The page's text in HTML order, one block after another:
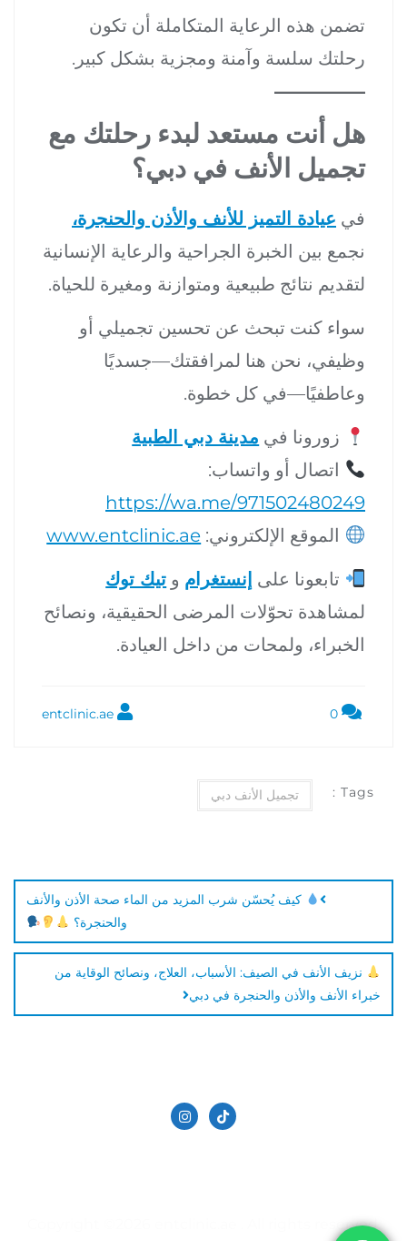
تضمن هذه الرعاية المتكاملة أن تكون
رحلتك سلسة وآمنة ومجزية بشكل كبير.
هل أنت مستعد لبدء رحلتك مع
تجميل الأنف في دبي؟
في عيادة التميز للأنف والأذن والحنجرة،
نجمع بين الخبرة الجراحية والرعاية الإنسانية
لتقديم نتائج طبيعية ومتوازنة ومغيرة للحياة.
سواء كنت تبحث عن تحسين تجميلي أو
وظيفي، نحن هنا لمرافقتك—جسديًا
وعاطفيًا—في كل خطوة.
زورونا في مدينة دبي الطبية
اتصال أو واتساب:
https://wa.me/971502480249
الموقع الإلكتروني: www.entclinic.ae
تابعونا على إنستغرام و تيك توك
لمشاهدة تحوّلات المرضى الحقيقية، ونصائح
الخبراء، ولمحات من داخل العيادة.
Tags : تجميل الأنف دبي
كيف يُحسّن شرب المزيد من الماء صحة الأذن والأنف
والحنجرة؟
نزيف الأنف في الصيف: الأسباب، العلاج، ونصائح الوقاية من
خبراء الأنف والأذن والحنجرة في دبي
Copyright ©2026 entclinic.ae . All rights reserved.